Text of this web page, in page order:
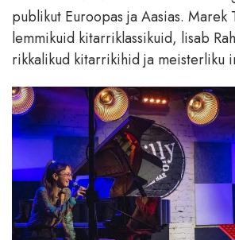
publikut Euroopas ja Aasias. Marek
lemmikuid kitarriklassikuid, lisab
rikkalikud kitarrikihid ja meisterliku